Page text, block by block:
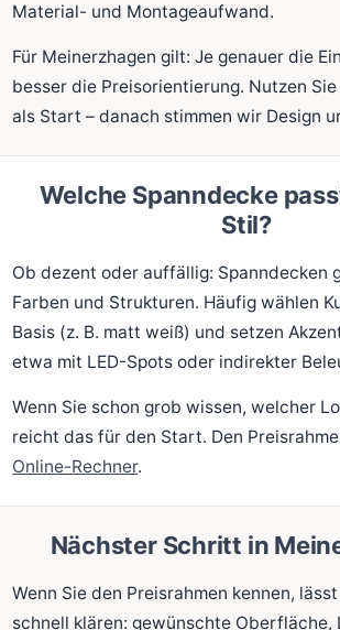
Material- und Montageaufwand.
Für Meinerzhagen gilt: Je genauer die
besser die Preisorientierung. Nutzen Sie
als Start – danach stimmen wir Design
Welche Spanndecke
Stil?
Ob dezent oder auffällig: Spanndecken
Farben und Strukturen. Häufig wählen
Basis (z. B. matt weiß) und setzen
etwa mit LED-Spots oder indirekter
Wenn Sie schon grob wissen, welcher
reicht das für den Start. Den
Online-Rechner.
Nächster Schritt in
Wenn Sie den Preisrahmen kennen,
schnell klären: gewünschte Oberfläche,